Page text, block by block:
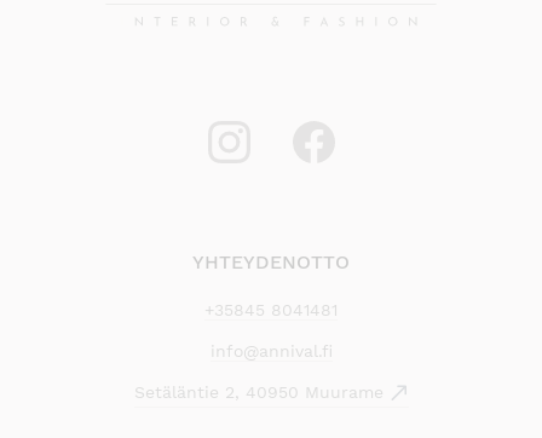
YHTEYDENOTTO
+35845 8041481
info@annival.fi
Setäläntie 2, 40950 Muurame